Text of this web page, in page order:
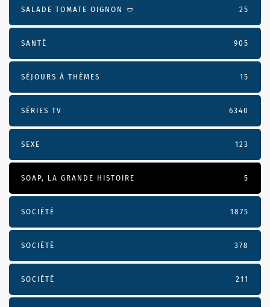
SALADE TOMATE OIGNON 🥙 25
SANTÉ 905
SÉJOURS À THÈMES 15
SÉRIES TV 6340
SEXE 123
SOAP, LA GRANDE HISTOIRE 5
SOCIÉTÉ 1875
SOCIÉTÉ 378
SOCIÉTÉ 211